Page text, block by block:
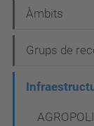
a
v
Àmbits
Grups de